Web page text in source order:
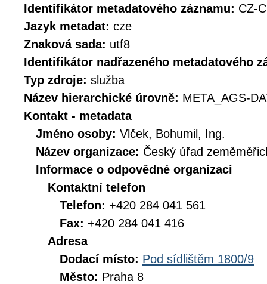
Identifikátor metadatového záznamu: CZ-
Jazyk metadat: cze
Znaková sada: utf8
Identifikátor nadřazeného metadatového
Typ zdroje: služba
Název hierarchické úrovně: META_AGS-
Kontakt - metadata
Jméno osoby: Vlček, Bohumil, Ing.
Název organizace: Český úřad
Informace o odpovědné organizaci
Kontaktní telefon
Telefon: +420 284 041 561
Fax: +420 284 041 416
Adresa
Dodací místo: Pod sídlištěm 1800/9
Město: Praha 8